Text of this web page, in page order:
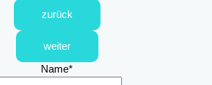
zurück
weiter
Name*